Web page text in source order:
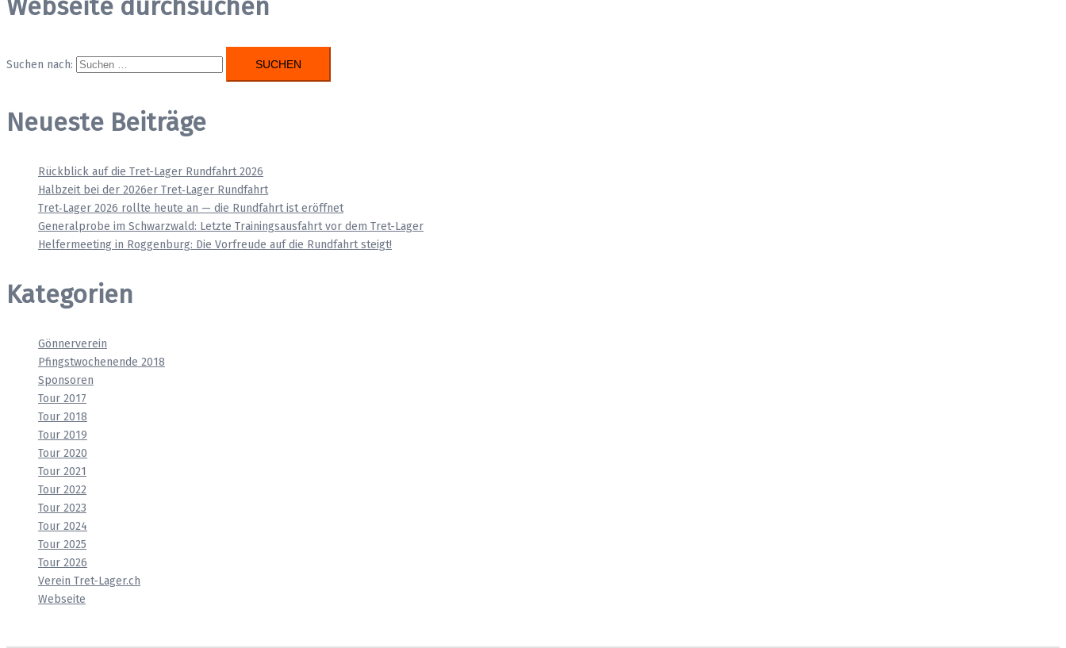
Webseite durchsuchen
Suchen nach:
Neueste Beiträge
Rückblick auf die Tret-Lager Rundfahrt 2026
Halbzeit bei der 2026er Tret‑Lager Rundfahrt
Tret‑Lager 2026 rollte heute an — die Rundfahrt ist eröffnet
Generalprobe im Schwarzwald: Letzte Trainingsausfahrt vor dem Tret-Lager
Helfermeeting in Roggenburg: Die Vorfreude auf die Rundfahrt steigt!
Kategorien
Gönnerverein
Pfingstwochenende 2018
Sponsoren
Tour 2017
Tour 2018
Tour 2019
Tour 2020
Tour 2021
Tour 2022
Tour 2023
Tour 2024
Tour 2025
Tour 2026
Verein Tret-Lager.ch
Webseite